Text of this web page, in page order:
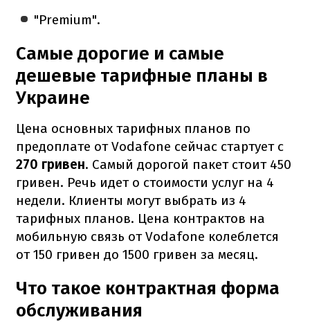
"Premium".
Самые дорогие и самые
дешевые тарифные планы в
Украине
Цена основных тарифных планов по
предоплате от Vodafone сейчас стартует с
270 гривен. Самый дорогой пакет стоит 450
гривен. Речь идет о стоимости услуг на 4
недели. Клиенты могут выбрать из 4
тарифных планов. Цена контрактов на
мобильную связь от Vodafone колеблется
от 150 гривен до 1500 гривен за месяц.
Что такое контрактная форма
обслуживания